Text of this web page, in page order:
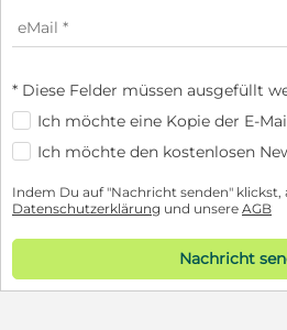
* Diese Felder müssen ausgefüllt
Ich möchte eine Kopie der E-
Ich möchte den kostenlosen
Indem Du auf "Nachricht senden" klickst,
Datenschutzerklärung und unsere AGB
Nachricht